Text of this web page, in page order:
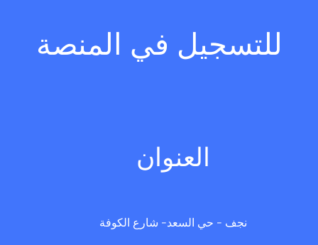
للتسجيل في المنصة
العنوان
نجف - حي السعد- شارع الكوفة